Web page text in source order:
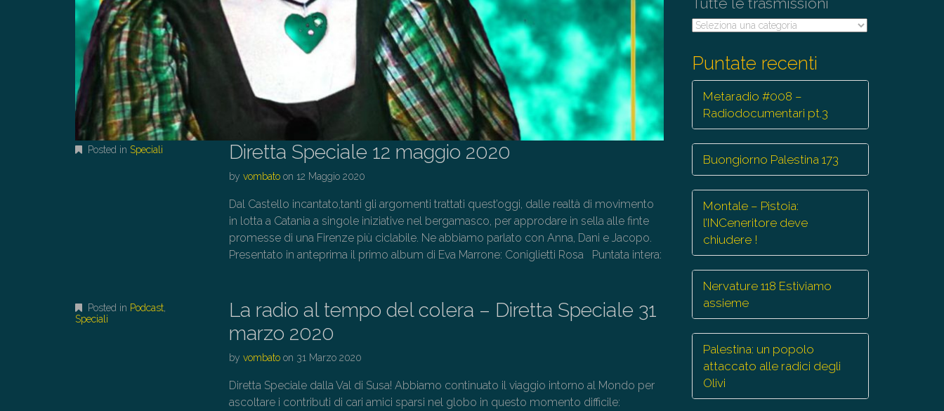
Posted in Speciali Diretta Speciale 12 maggio 2020
byvombato on 12 Maggio 2020
Dal Castello incantato,tanti gli argomenti trattati quest’oggi, dalle realtà di movimento
in lotta a Catania a singole iniziative nel bergamasco, per approdare in sella alle finte
promesse di una Firenze più ciclabile. Ne abbiamo parlato con Anna, Dani e Jacopo.
Presentato in anteprima il primo album di Eva Marrone: Coniglietti Rosa Puntata intera:
Posted in Podcast
Speciali
La radio al tempo del colera – Diretta Speciale 31
marzo 2020
byvombato on 31 Marzo 2020
Diretta Speciale dalla Val di Susa! Abbiamo continuato il viaggio intorno al Mondo per
ascoltare i contributi di cari amici sparsi nel globo in questo momento difficile:
Tutte
Puntate recenti
Metaradio #008 –
Radiodocumentari pt.3
Buongiorno Palestina 173
Montale – Pistoia:
l’INCeneritore deve
chiudere !
Nervature 118 Estiviamo
assieme
Palestina: un popolo
attaccato alle radici degli
Olivi